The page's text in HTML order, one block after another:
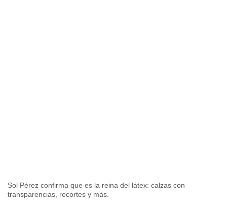
Sol Pérez confirma que es la reina del látex: calzas con
transparencias, recortes y más.